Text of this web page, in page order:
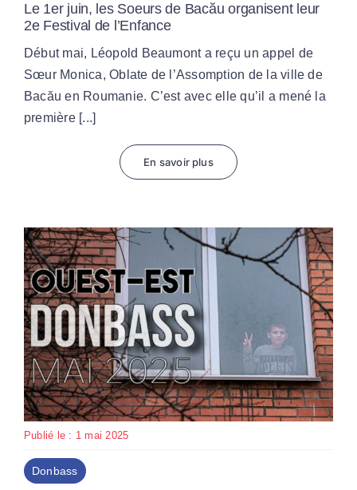
Le 1er juin, les Soeurs de Bacău organisent leur
2e Festival de l’Enfance
Début mai, Léopold Beaumont a reçu un appel de
Sœur Monica, Oblate de l’Assomption de la ville de
Bacău en Roumanie. C’est avec elle qu’il a mené la
première [...]
En savoir plus
Publié le : 1 mai 2025
Donbass